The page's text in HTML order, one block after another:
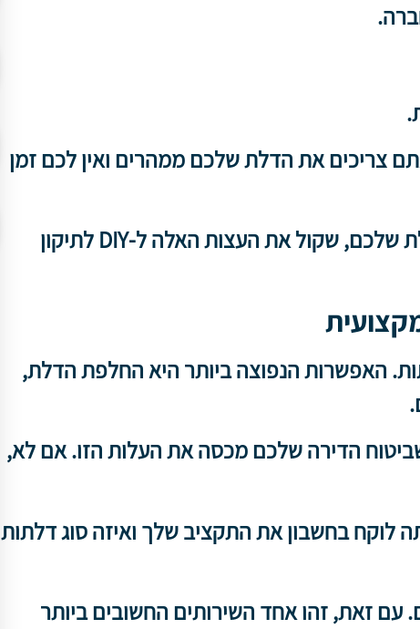
צריכים את הדלת שלכם ממהרים ואין לכם זמן
אם אתם מחפשים אפשרויות זולות יותר עבור הדלת שלכם, שקול את העצות האלה ל-DIY לתיקון
האפשרות הנפוצה ביותר היא החלפת הדלת,
הדירה שלכם מכסה את העלות הזו. אם לא,
לוקח בחשבון את התקציב שלך ואיזה סוג דלתות
עם זאת, זהו אחד השירותים החשובים ביותר